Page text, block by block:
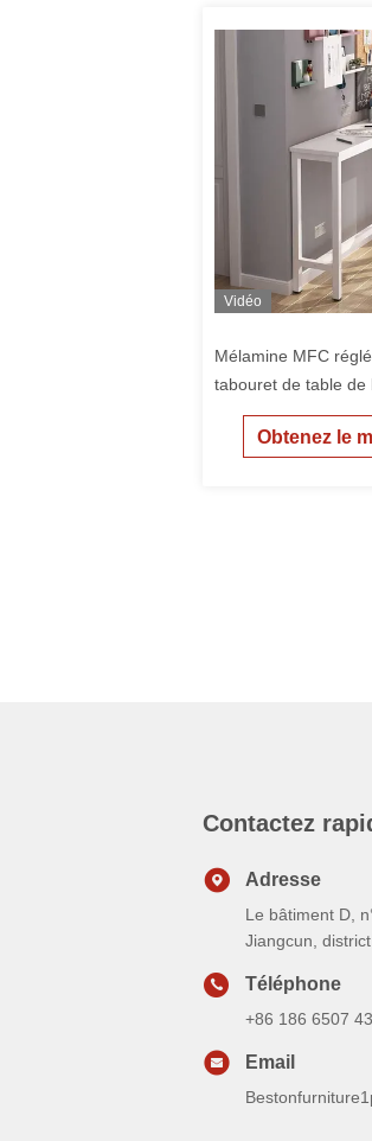
Vidéo
Mélamine MFC
tabouret de table de
de 1.6m avec les
Obtenez le
Contactez
Adresse
Le bâtiment D,
Jiangcun,
Téléphone
+86 186 6507
Email